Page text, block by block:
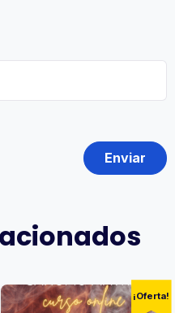
¡Oferta!